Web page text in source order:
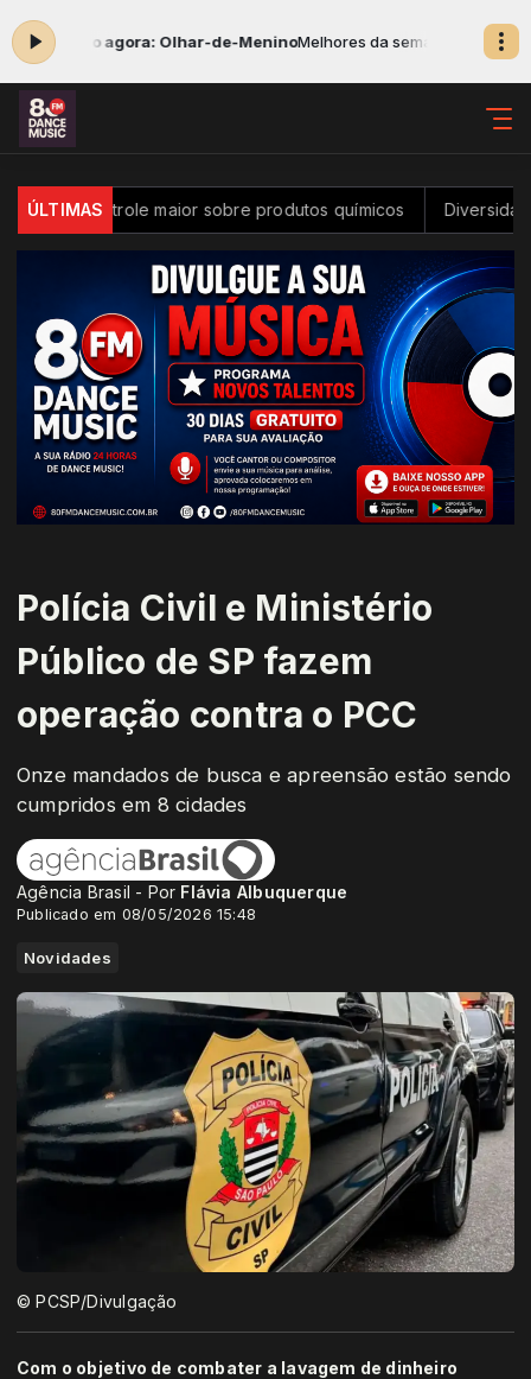
agora: Olhar-de-MeninoMelhores da semana das 11:30 às
ÚLTIMASmaior sobre produtos químicos Diversidade na
Polícia Civil e Ministério
Público de SP fazem
operação contra o PCC
Onze mandados de busca e apreensão estão sendo
cumpridos em 8 cidades
Agência Brasil - Por Flávia Albuquerque
Publicado em 08/05/2026 15:48
Novidades
© PCSP/Divulgação
Com o objetivo de combater a lavagem de dinheiro